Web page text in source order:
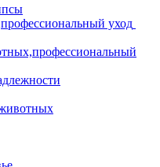
уход